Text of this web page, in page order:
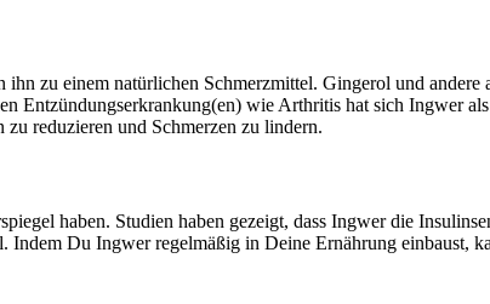
zu einem natürlichen Schmerzmittel. Gingerol und
Entzündungserkrankung(en) wie Arthritis hat sich Ingwer
reduzieren und Schmerzen zu lindern.
haben. Studien haben gezeigt, dass Ingwer die
Du Ingwer regelmäßig in Deine Ernährung einbaust,